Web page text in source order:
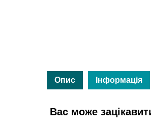
Опис Інформація
Вас може